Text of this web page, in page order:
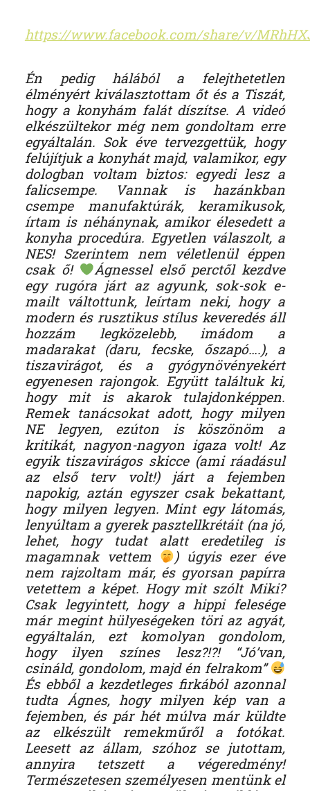
https://www.facebook.com/share/v/
Én pedig hálából a felejthetetlen
élményért kiválasztottam őt és a Tiszát,
hogy a konyhám falát díszítse. A videó
elkészültekor még nem gondoltam erre
egyáltalán. Sok éve tervezgettük, hogy
felújítjuk a konyhát majd, valamikor, egy
dologban voltam biztos: egyedi lesz a
falicsempe. Vannak is hazánkban
csempe manufaktúrák, keramikusok,
írtam is néhánynak, amikor élesedett a
konyha procedúra. Egyetlen válaszolt, a
NES! Szerintem nem véletlenül éppen
csak ő!
Ágnessel első perctől kezdve
egy rugóra járt az agyunk, sok-sok e-
mailt váltottunk, leírtam neki, hogy a
modern és rusztikus stílus keveredés áll
hozzám legközelebb, imádom a
madarakat (daru, fecske, őszapó….), a
tiszavirágot, és a gyógynövényekért
egyenesen rajongok. Együtt találtuk ki,
hogy mit is akarok tulajdonképpen.
Remek tanácsokat adott, hogy milyen
NE legyen, ezúton is köszönöm a
kritikát, nagyon-nagyon igaza volt! Az
egyik tiszavirágos skicce (ami ráadásul
az első terv volt!) járt a fejemben
napokig, aztán egyszer csak bekattant,
hogy milyen legyen. Mint egy látomás,
lenyúltam a gyerek pasztellkrétáit (na jó,
lehet, hogy tudat alatt eredetileg is
magamnak vettem
) úgyis ezer éve
nem rajzoltam már, és gyorsan papírra
vetettem a képet. Hogy mit szólt Miki?
Csak legyintett, hogy a hippi felesége
már megint hülyeségeken töri az agyát,
egyáltalán, ezt komolyan gondolom,
hogy ilyen színes lesz?!?! “Jó’van,
csináld, gondolom, majd én felrakom”
És ebből a kezdetleges firkából azonnal
tudta Ágnes, hogy milyen kép van a
fejemben, és pár hét múlva már küldte
az elkészült remekműről a fotókat.
Leesett az állam, szóhoz se jutottam,
annyira tetszett a végeredmény!
Természetesen személyesen mentünk el